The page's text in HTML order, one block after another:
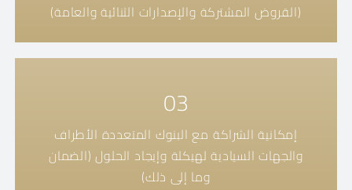
(القروض المشتركة والإصدارات الثنائية والعامة)
03
إمكانية الشراكة مع البنوك المتعددة الأطراف
والجهات السيادية لهيكلة وإيجاد الحلول (الضمان
وما إلى ذلك)